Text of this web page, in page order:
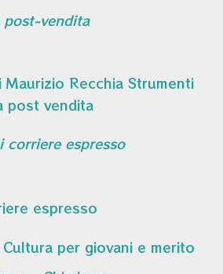
post-vendita
corriere espresso